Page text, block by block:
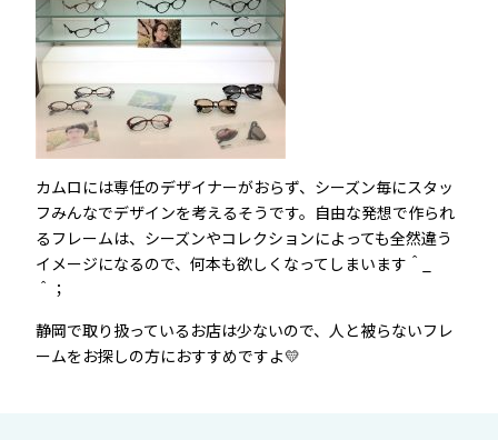
カムロには専任のデザイナーがおらず、シーズン毎にスタッ
フみんなでデザインを考えるそうです。自由な発想で作られ
るフレームは、シーズンやコレクションによっても全然違う
イメージになるので、何本も欲しくなってしまいます＾_
＾；
静岡で取り扱っているお店は少ないので、人と被らないフレ
ームをお探しの方におすすめですよ💛